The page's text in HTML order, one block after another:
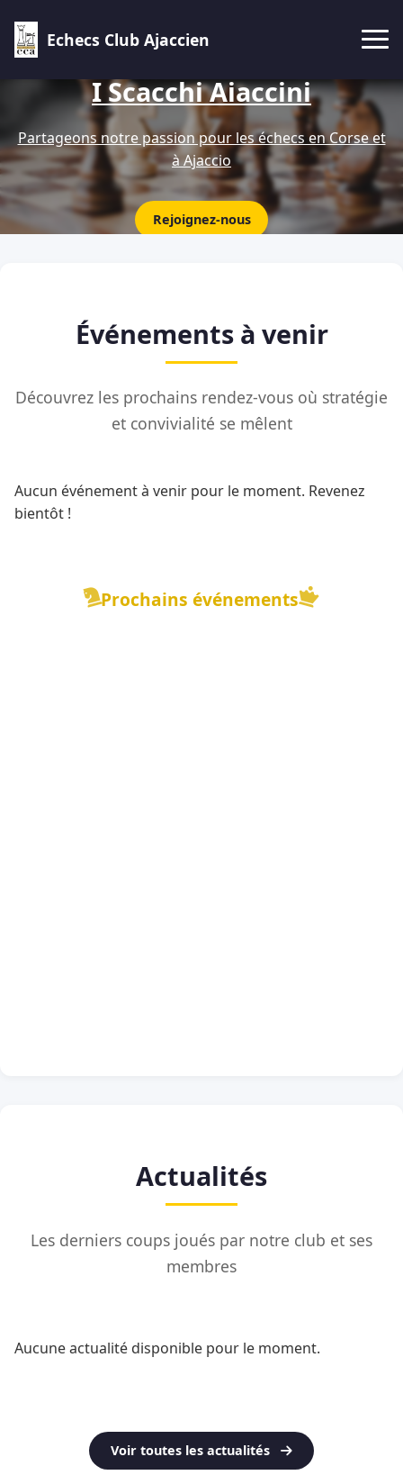
Echecs Club Ajaccien
I Scacchi Aiaccini
Partageons notre passion pour les échecs en Corse et
à Ajaccio
Rejoignez-nous
Événements à venir
Découvrez les prochains rendez-vous où stratégie
et convivialité se mêlent
Aucun événement à venir pour le moment. Revenez
bientôt !
Prochains événements
Actualités
Les derniers coups joués par notre club et ses
membres
Aucune actualité disponible pour le moment.
Voir toutes les actualités